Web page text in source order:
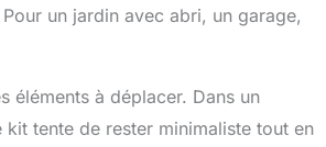
un jardin avec abri, un garage,
éléments à déplacer. Dans un
tente de rester minimaliste tout en